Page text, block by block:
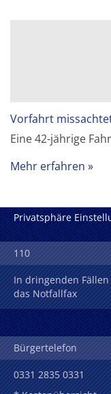
Vorfahrt
Eine 42-jährige
Mehr erfahren
Privatsphäre
110
In dringenden
das Notfallfax
Bürgertelefon
0331 2835 0331